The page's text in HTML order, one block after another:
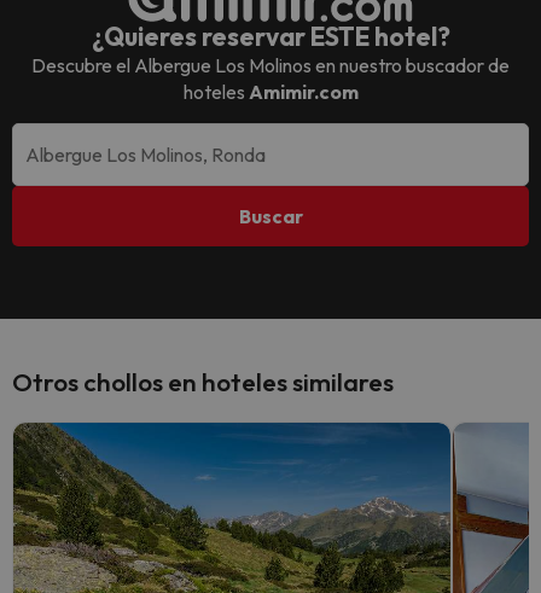
¿Quieres reservar ESTE hotel?
Descubre el Albergue Los Molinos en nuestro buscador de
hoteles Amimir.com
Buscar
Otros chollos en hoteles similares